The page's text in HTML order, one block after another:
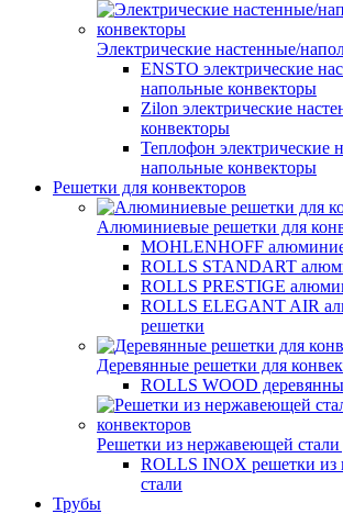
Электрические настенные/
ENSTO электрические
напольные конвекторы
Zilon электрические
конвекторы
Теплофон электрические
напольные конвекторы
Решетки для конвекторов
Алюминиевые решетки для
MOHLENHOFF
ROLLS STANDART
ROLLS PRESTIGE
ROLLS ELEGANT AIR
решетки
Деревянные решетки для
ROLLS WOOD
Решетки из нержавеющей стали
ROLLS INOX решетки из
стали
Трубы